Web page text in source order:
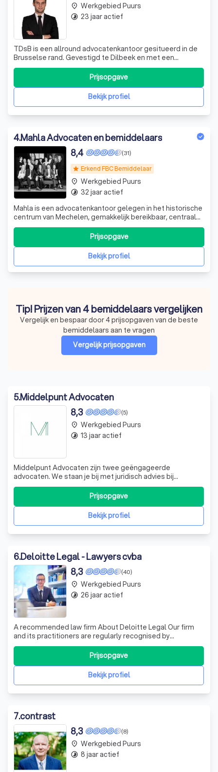
TDsB is een allround advocatenkantoor gesitueerd in de
Brusselse rand. Gevestigd te Dilbeek en met een
bijkantoor in het centrum van Halle, bevinden wij ons in het
hart van de regio’s Brussel en Halle-Vilvoorde. Het
kantoor is vlot bereikbaar via de grote invalswegen rond
Brussel en tevens via openbBekijk profiel
Prijsopgave
place Werkgebied Puurs
timelapse 23 jaar actief
4.Mahla Advocaten en bemiddelaars
star Erkend FBC Bemiddelaar
(31)
8,4
Mahla is een advocatenkantoor gelegen in het historische
centrum van Mechelen, gemakkelijk bereikbaar, centraal
tussen Antwerpen en Brussel. Met Mahla staan wij midden
in de samenleving en herkennen wij snel uw problemen.
Met persoonlijke betrokkenheid pakken wij uw zaken
doelgericht aan en streBekijk profiel
Prijsopgave
place Werkgebied Puurs
timelapse 32 jaar actief
Tip! Prijzen van 4 bemiddelaars vergelijken
Vergelijk en bespaar door 4 prijsopgaven van de beste
bemiddelaars aan te vragen
Vergelijk prijsopgaven
5.Middelpunt Advocaten
(5)
8,3
Middelpunt Advocaten zijn twee geëngageerde
advocaten. We staan je bij met juridisch advies bij
allerhande gerechtelijke procedures. We onderscheiden
ons door in eerste instantie bemiddeling na te streven.
Hierdoor kunnen we lange en dure procedures vaak
helpen vermijden. Elke zaak krijgt bij ons e
Bekijk profiel
Prijsopgave
place Werkgebied Puurs
timelapse 13 jaar actief
6.Deloitte Legal - Lawyers cvba
(40)
8,3
A recommended law firm About Deloitte Legal Our firm
and its practitioners are regularly recognised by
respected legal directories for the quality of our services
Bekijk profiel
Prijsopgave
place Werkgebied Puurs
timelapse 26 jaar actief
7.contrast
(8)
8,3
place Werkgebied Puurs
timelapse 8 jaar actief